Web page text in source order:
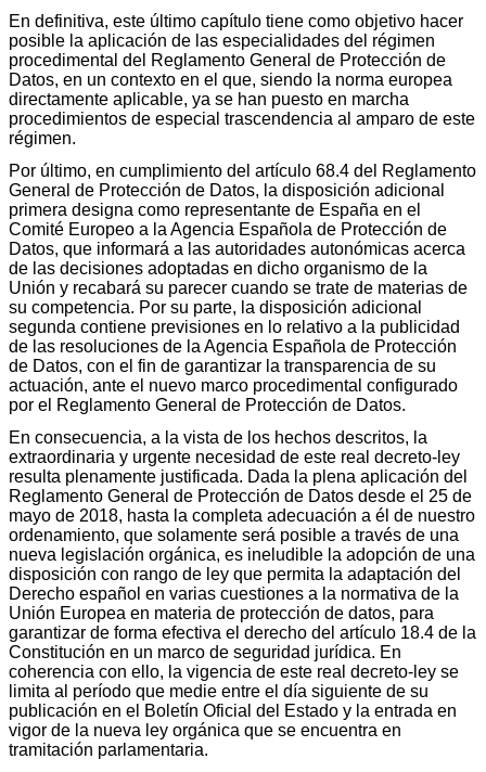
En definitiva, este último capítulo tiene como objetivo hacer
posible la aplicación de las especialidades del régimen
procedimental del Reglamento General de Protección de
Datos, en un contexto en el que, siendo la norma europea
directamente aplicable, ya se han puesto en marcha
procedimientos de especial trascendencia al amparo de este
régimen.
Por último, en cumplimiento del artículo 68.4 del Reglamento
General de Protección de Datos, la disposición adicional
primera designa como representante de España en el
Comité Europeo a la Agencia Española de Protección de
Datos, que informará a las autoridades autonómicas acerca
de las decisiones adoptadas en dicho organismo de la
Unión y recabará su parecer cuando se trate de materias de
su competencia. Por su parte, la disposición adicional
segunda contiene previsiones en lo relativo a la publicidad
de las resoluciones de la Agencia Española de Protección
de Datos, con el fin de garantizar la transparencia de su
actuación, ante el nuevo marco procedimental configurado
por el Reglamento General de Protección de Datos.
En consecuencia, a la vista de los hechos descritos, la
extraordinaria y urgente necesidad de este real decreto-ley
resulta plenamente justificada. Dada la plena aplicación del
Reglamento General de Protección de Datos desde el 25 de
mayo de 2018, hasta la completa adecuación a él de nuestro
ordenamiento, que solamente será posible a través de una
nueva legislación orgánica, es ineludible la adopción de una
disposición con rango de ley que permita la adaptación del
Derecho español en varias cuestiones a la normativa de la
Unión Europea en materia de protección de datos, para
garantizar de forma efectiva el derecho del artículo 18.4 de la
Constitución en un marco de seguridad jurídica. En
coherencia con ello, la vigencia de este real decreto-ley se
limita al período que medie entre el día siguiente de su
publicación en el Boletín Oficial del Estado y la entrada en
vigor de la nueva ley orgánica que se encuentra en
tramitación parlamentaria.